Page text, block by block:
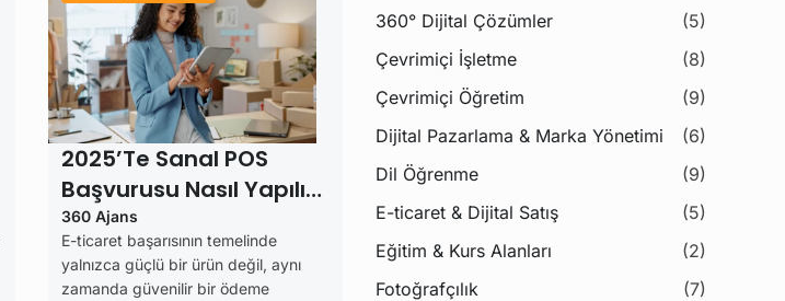
2025’te Sanal POS
Başvurusu Nasıl Yapılır?
| E-Ticaret Için En
Güncel Rehber
360 Ajans
E-ticaret başarısının temelinde
yalnızca güçlü bir ürün değil, aynı
zamanda güvenilir bir ödeme
360° Dijital Çözümler
(5)
Çevrimiçi İşletme
(8)
Çevrimiçi Öğretim
(9)
Dijital Pazarlama & Marka Yönetimi
(6)
Dil Öğrenme
(9)
E-ticaret & Dijital Satış
(5)
Eğitim & Kurs Alanları
(2)
Fotoğrafçılık
(7)